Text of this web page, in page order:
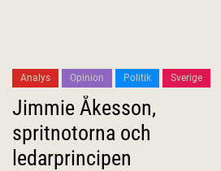
Analys Opinion Politik Sverige
Jimmie Åkesson,
spritnotorna och
ledarprincipen